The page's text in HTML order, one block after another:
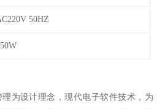
50HZ
为设计理念，现代电子软件技术，为